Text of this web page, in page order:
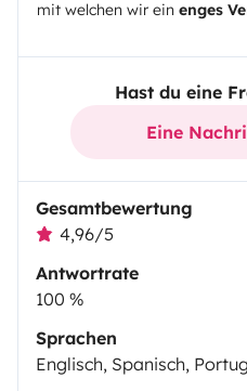
mit welchen wir ein enges
Hast du eine
Eine
Gesamtbewertung
4,96/5
Antwortrate
100 %
Sprachen
Englisch, Spanisch,